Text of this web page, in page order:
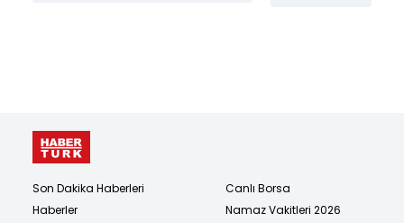
Son Dakika Haberleri
Haberler
Canlı Borsa
Namaz Vakitleri 2026